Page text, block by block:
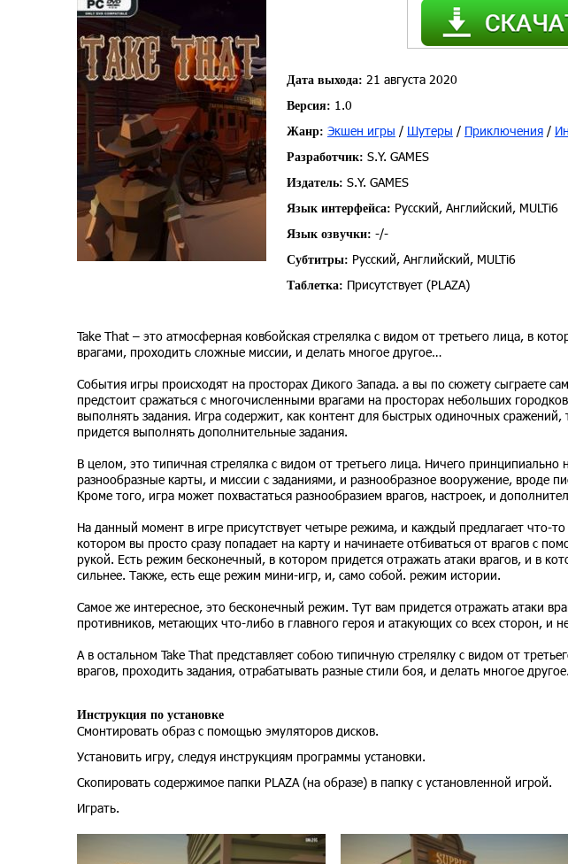
Дата выхода: 21 августа 2020
Версия: 1.0
Жанр: Экшен игры / Шутеры / Приключения/
Разработчик: S.Y. GAMES
Издатель: S.Y. GAMES
Язык интерфейса: Русский, Английский, MULTi6
Язык озвучки: -/-
Субтитры: Русский, Английский, MULTi6
Таблетка: Присутствует (PLAZA)
Take That – это атмосферная ковбойская стрелялка с видом от третьего лица, в
врагами, проходить сложные миссии, и делать многое другое…
События игры происходят на просторах Дикого Запада. а вы по сюжету сыграете
предстоит сражаться с многочисленными врагами на просторах небольших
выполнять задания. Игра содержит, как контент для быстрых одиночных
придется выполнять дополнительные задания.
В целом, это типичная стрелялка с видом от третьего лица. Ничего принципиально
разнообразные карты, и миссии с заданиями, и разнообразное вооружение, вроде
Кроме того, игра может похвастаться разнообразием врагов, настроек, и
На данный момент в игре присутствует четыре режима, и каждый предлагает что-
котором вы просто сразу попадает на карту и начинаете отбиваться от врагов с
рукой. Есть режим бесконечный, в котором придется отражать атаки врагов, и в
сильнее. Также, есть еще режим мини-игр, и, само собой. режим истории.
Самое же интересное, это бесконечный режим. Тут вам придется отражать атаки
противников, метающих что-либо в главного героя и атакующих со всех сторон, и
А в остальном Take That представляет собою типичную стрелялку с видом от
врагов, проходить задания, отрабатывать разные стили боя, и делать многое
Инструкция по установке
Смонтировать образ с помощью эмуляторов дисков.
Установить игру, следуя инструкциям программы установки.
Скопировать содержимое папки PLAZA (на образе) в папку с установленной игрой.
Играть.